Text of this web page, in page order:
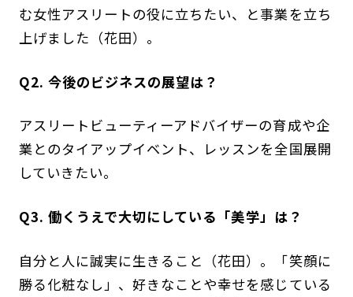
む女性アスリートの役に立ちたい、と事業を立ち
上げました（花田）。
Q2. 今後のビジネスの展望は？
アスリートビューティーアドバイザーの育成や企
業とのタイアップイベント、レッスンを全国展開
していきたい。
Q3.働くうえで大切にしている「美学」は？
自分と人に誠実に生きること（花田）。「笑顔に
勝る化粧なし」、好きなことや幸せを感じている